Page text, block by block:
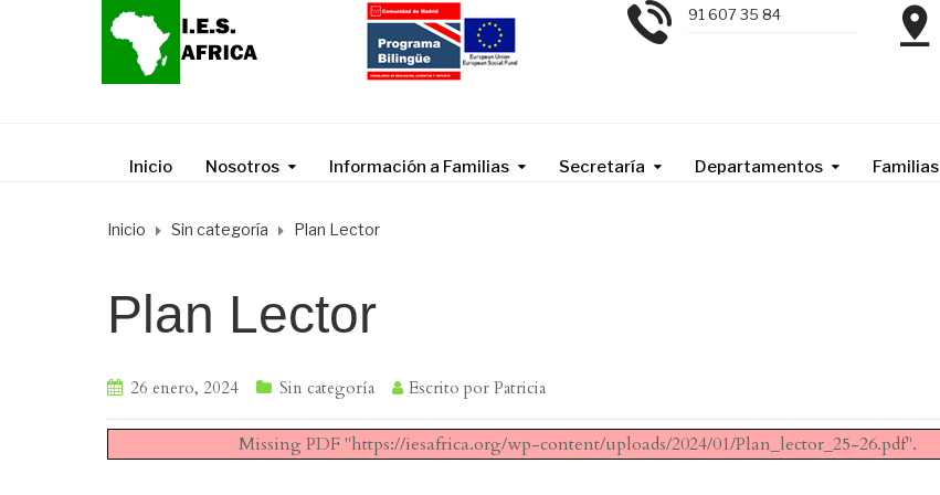
91 607 35 84
Inicio Nosotros Información a Familias Secretaría Departamentos Familias
Inicio Sin categoría Plan Lector
Plan Lector
26 enero, 2024 Sin categoría Escrito por Patricia
Missing PDF "https://iesafrica.org/wp-content/uploads/2024/01/Plan_lector_25-26.pdf".